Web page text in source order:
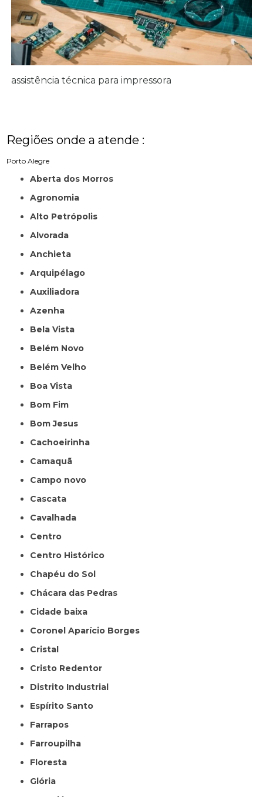
assistência técnica para impressora
Regiões onde a atende :
Porto Alegre
Aberta dos Morros
Agronomia
Alto Petrópolis
Alvorada
Anchieta
Arquipélago
Auxiliadora
Azenha
Bela Vista
Belém Novo
Belém Velho
Boa Vista
Bom Fim
Bom Jesus
Cachoeirinha
Camaquã
Campo novo
Cascata
Cavalhada
Centro
Centro Histórico
Chapéu do Sol
Chácara das Pedras
Cidade baixa
Coronel Aparício Borges
Cristal
Cristo Redentor
Distrito Industrial
Espírito Santo
Farrapos
Farroupilha
Floresta
Glória